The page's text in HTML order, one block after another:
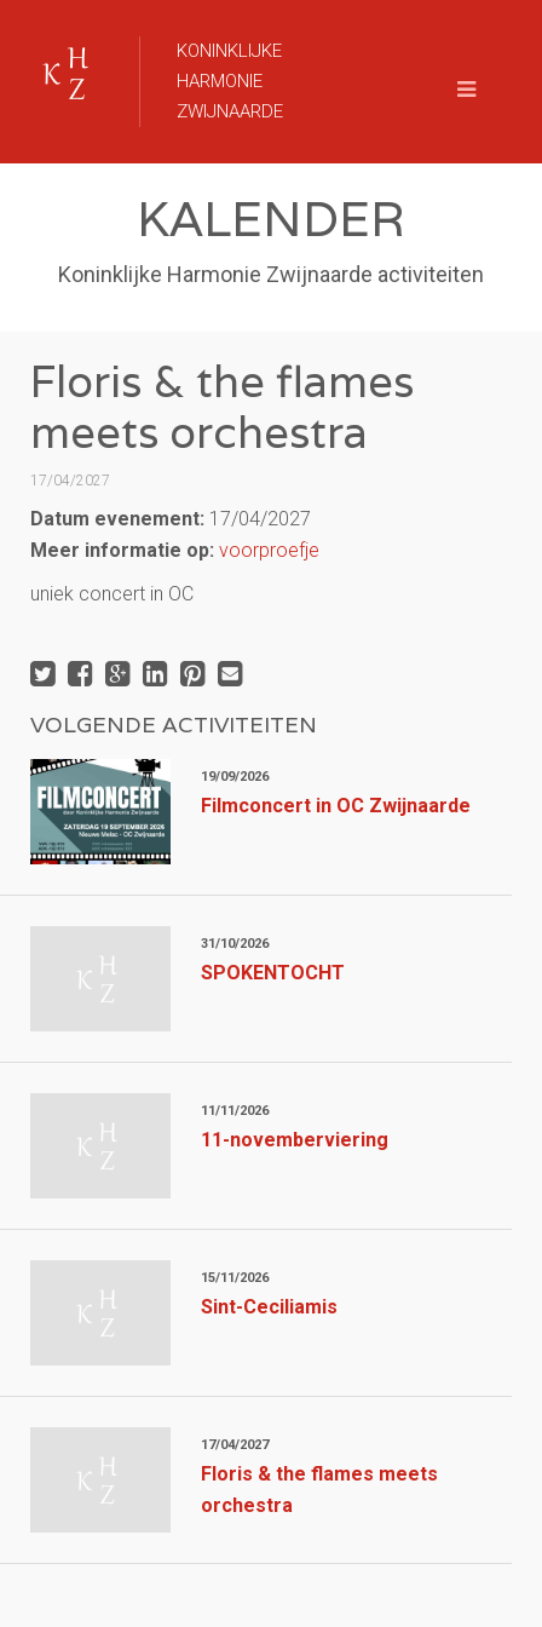
KONINKLIJKE
HARMONIE
ZWIJNAARDE
KALENDER
Koninklijke Harmonie Zwijnaarde activiteiten
Floris & the flames
meets orchestra
17/04/2027
Datum evenement: 17/04/2027
Meer informatie op: voorproefje
uniek concert in OC
VOLGENDE ACTIVITEITEN
19/09/2026
Filmconcert in OC Zwijnaarde
31/10/2026
SPOKENTOCHT
11/11/2026
11-novemberviering
15/11/2026
Sint-Ceciliamis
17/04/2027
Floris & the flames meets
orchestra